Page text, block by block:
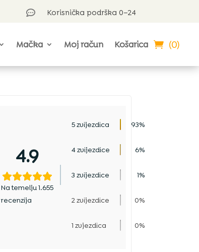
 Korisnička podrška 0–24
Mačka Moj račun Košarica (0)
4.9
Na temelju 1.655
recenzija
5 zvijezdica 93%
4 zvijezdice 6%
3 zvijezdice 1%
2 zvijezdice 0%
1 zvjezdica 0%